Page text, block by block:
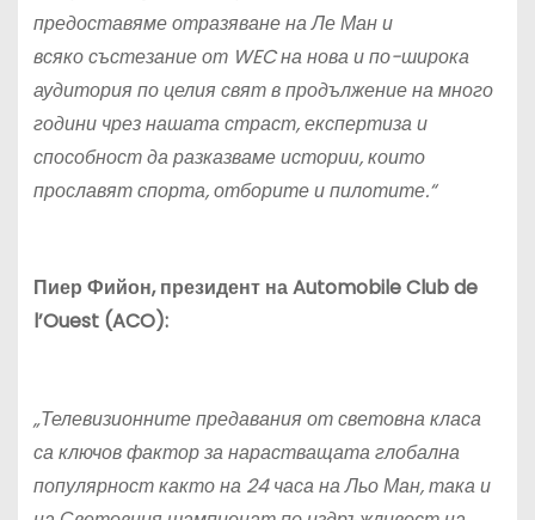
предоставяме отразяване на Ле Ман и
всяко състезание от WEC на нова и по-широка
аудитория по целия свят в продължение на много
години чрез нашата страст, експертиза и
способност да разказваме истории, които
прославят спорта, отборите и пилотите.“
Пиер Фийон, президент на Automobile Club de
l’Ouest (ACO):
„Телевизионните предавания от световна класа
са ключов фактор за нарастващата глобална
популярност както на 24 часа на ЛьоМан, така и